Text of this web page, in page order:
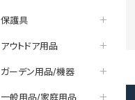
保護具
アウトドア用品
ガーデン用品/機器
一般用品/家庭用品